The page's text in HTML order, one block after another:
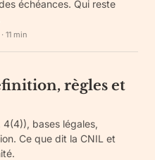
échéances. Qui reste
· 11 min
règles et
4(4)), bases légales,
Ce que dit la CNIL et